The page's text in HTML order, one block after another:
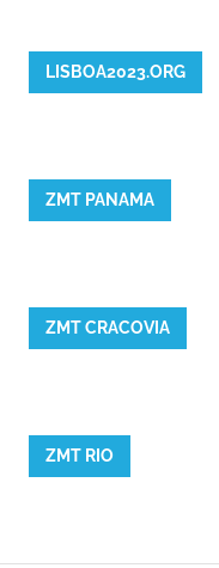
LISBOA2023.ORG
ZMT PANAMA
ZMT CRACOVIA
ZMT RIO